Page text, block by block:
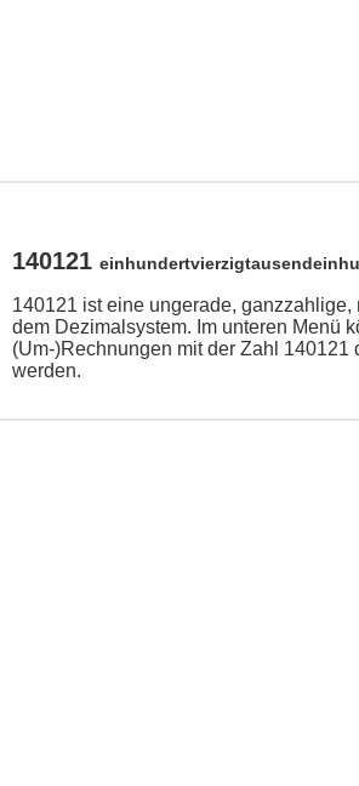
140121
140121 ist eine ungerade,
dem Dezimalsystem. Im unteren Menü
(Um-)Rechnungen mit der Zahl 140121
werden.